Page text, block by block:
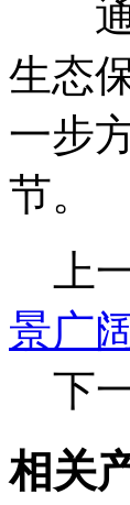
通
生态
一步
节。
上一
景广
下一
相关